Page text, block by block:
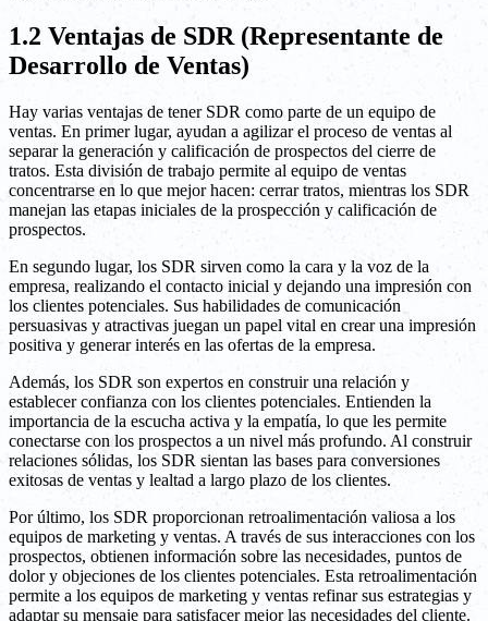
1.2 Ventajas de SDR (Representante de
Desarrollo de Ventas)
Hay varias ventajas de tener SDR como parte de un equipo de
ventas. En primer lugar, ayudan a agilizar el proceso de ventas al
separar la generación y calificación de prospectos del cierre de
tratos. Esta división de trabajo permite al equipo de ventas
concentrarse en lo que mejor hacen: cerrar tratos, mientras los SDR
manejan las etapas iniciales de la prospección y calificación de
prospectos.
En segundo lugar, los SDR sirven como la cara y la voz de la
empresa, realizando el contacto inicial y dejando una impresión con
los clientes potenciales. Sus habilidades de comunicación
persuasivas y atractivas juegan un papel vital en crear una impresión
positiva y generar interés en las ofertas de la empresa.
Además, los SDR son expertos en construir una relación y
establecer confianza con los clientes potenciales. Entienden la
importancia de la escucha activa y la empatía, lo que les permite
conectarse con los prospectos a un nivel más profundo. Al construir
relaciones sólidas, los SDR sientan las bases para conversiones
exitosas de ventas y lealtad a largo plazo de los clientes.
Por último, los SDR proporcionan retroalimentación valiosa a los
equipos de marketing y ventas. A través de sus interacciones con los
prospectos, obtienen información sobre las necesidades, puntos de
dolor y objeciones de los clientes potenciales. Esta retroalimentación
permite a los equipos de marketing y ventas refinar sus estrategias y
adaptar su mensaje para satisfacer mejor las necesidades del cliente.